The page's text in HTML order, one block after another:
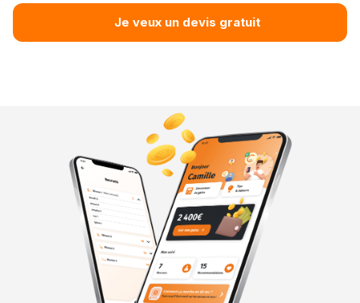
Je veux un devis gratuit